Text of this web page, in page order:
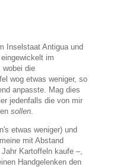
Inselstaat Antigua und
im
wobei die
wog etwas weniger, so
anpasste. Mag dies
jedenfalls die von mir
sollen
etwas weniger) und
mit Abstand
Kartoffeln kaufe –,
Handgelenken den